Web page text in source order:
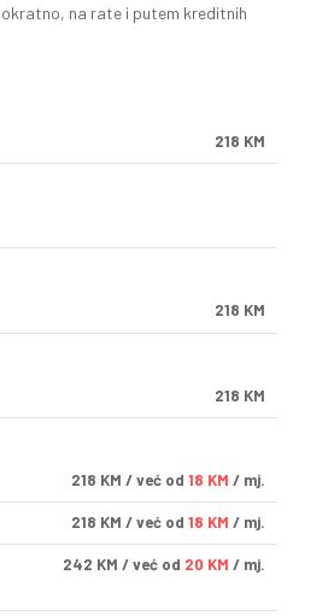
na rate i putem kreditnih
218 KM
218 KM
218 KM
218 KM / već od 18 KM / mj.
218 KM / već od 18 KM / mj.
242 KM / već od 20 KM / mj.